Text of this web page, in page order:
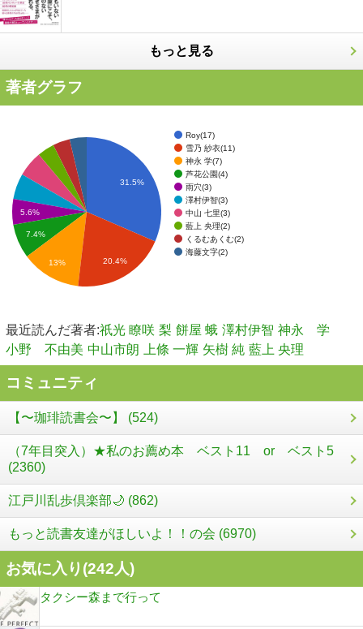
もっと見る
著者グラフ
Roy(17)
雪乃 紗衣(11)
神永 学(7)
芦花公園(4)
雨穴(3)
澤村伊智(3)
中山 七里(3)
藍上 央理(2)
くるむあくむ(2)
海藤文字(2)
31.5%
5.6%
7.4%
13% 20.4%
最近読んだ著者:祇光 瞭咲 梨 餅屋 蛾 澤村伊智 神永 学
小野 不由美 中山市朗 上條 一輝 矢樹 純 藍上 央理
コミュニティ
【〜珈琲読書会〜】 (524)
（7年目突入）★私のお薦め本 ベスト11 or ベスト5
(2360)
江戸川乱歩倶楽部🌙 (862)
もっと読書友達がほしいよ！！の会 (6970)
お気に入り(242人)
タクシー森まで行って